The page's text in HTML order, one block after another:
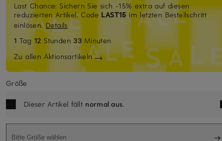
Last Chance: Sichern Sie sich -15% extra auf diesen
reduzierten Artikel. Code LAST15im letzten Bestellschritt
einlösen.Details
1 Tag 12 Stunden33 Minuten
Zu allen Aktionsartikeln
Größe
Dieser Artikel fällt normal aus.
Bitte Größe wählen